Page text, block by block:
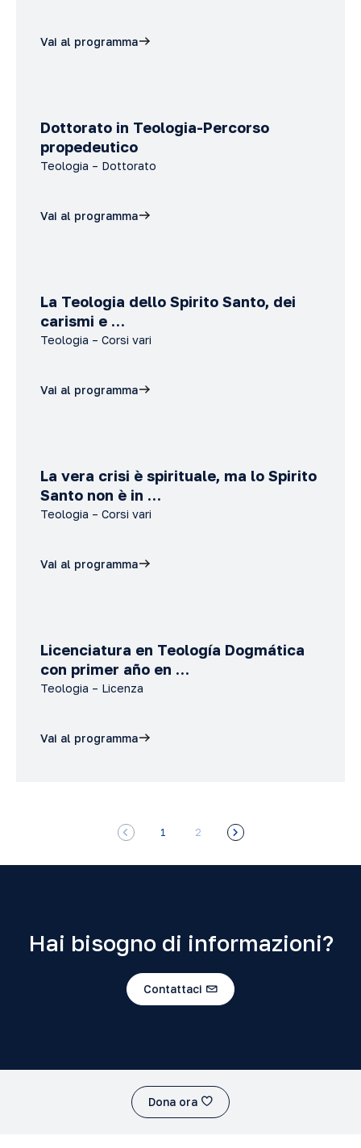
Vai al programma
Dottorato in Teologia-Percorso
propedeutico
Teologia – Dottorato
Vai al programma
La Teologia dello Spirito Santo, dei
carismi e …
Teologia – Corsi vari
Vai al programma
La vera crisi è spirituale, ma lo Spirito
Santo non è in …
Teologia – Corsi vari
Vai al programma
Licenciatura en Teología Dogmática
con primer año en …
Teologia – Licenza
Vai al programma
1 2
Hai bisogno di informazioni?
Contattaci
Dona ora